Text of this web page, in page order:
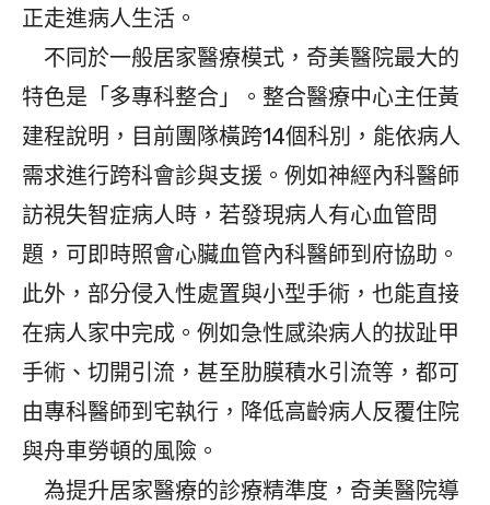
正走進病人生活。
不同於一般居家醫療模式，奇美醫院最大的
特色是「多專科整合」。整合醫療中心主任黃
建程說明，目前團隊橫跨14個科別，能依病人
需求進行跨科會診與支援。例如神經內科醫師
訪視失智症病人時，若發現病人有心血管問
題，可即時照會心臟血管內科醫師到府協助。
此外，部分侵入性處置與小型手術，也能直接
在病人家中完成。例如急性感染病人的拔趾甲
手術、切開引流，甚至肋膜積水引流等，都可
由專科醫師到宅執行，降低高齡病人反覆住院
與舟車勞頓的風險。
為提升居家醫療的診療精準度，奇美醫院導